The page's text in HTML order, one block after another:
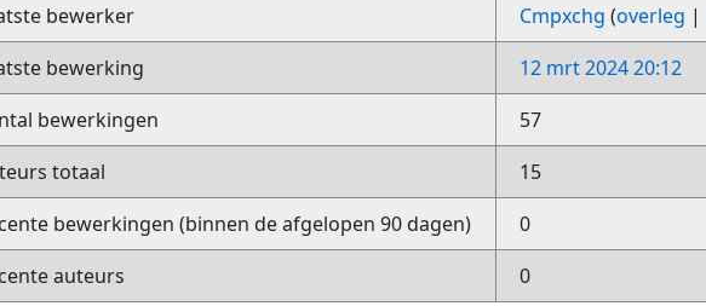
bewerker
Cmpxchg (overleg |
bewerking
12 mrt 2024 20:12
bewerkingen
57
totaal
15
bewerkingen (binnen de afgelopen 90 dagen)
0
auteurs
0